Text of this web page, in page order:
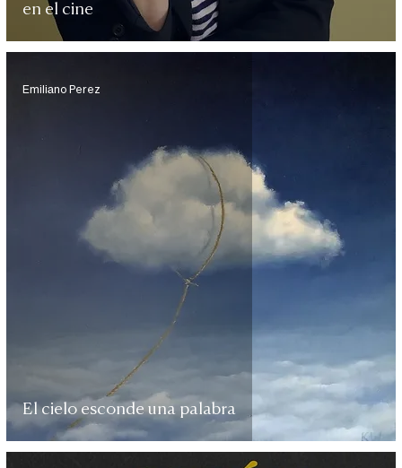
en el cine
El cielo esconde una palabra
Emiliano Perez